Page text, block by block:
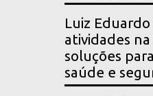
Luiz
atividades
soluções
saúde e